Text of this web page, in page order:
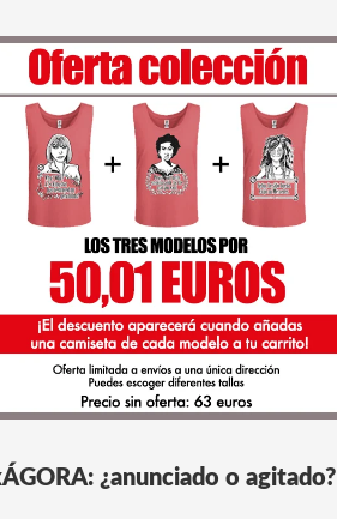
¿anunciado o agitado?